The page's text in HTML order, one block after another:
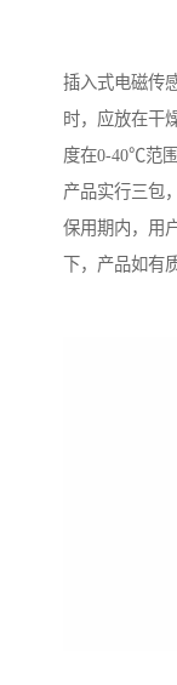
插入式电磁传
时，应放在干
度在0-40℃范
产品实行三包
保用期内，用
下，产品如有